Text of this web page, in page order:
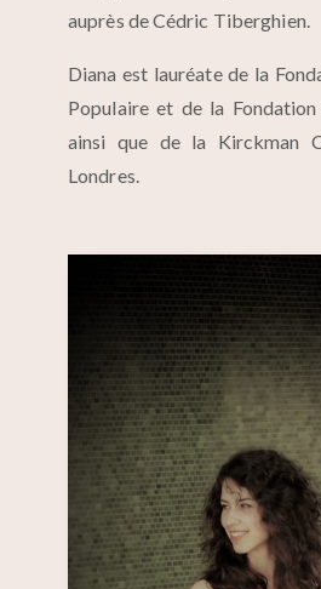
auprès de Cédric Tiberghien.
Diana est lauréate de la
Populaire et de la Fondation
ainsi que de la Kirckman
Londres.